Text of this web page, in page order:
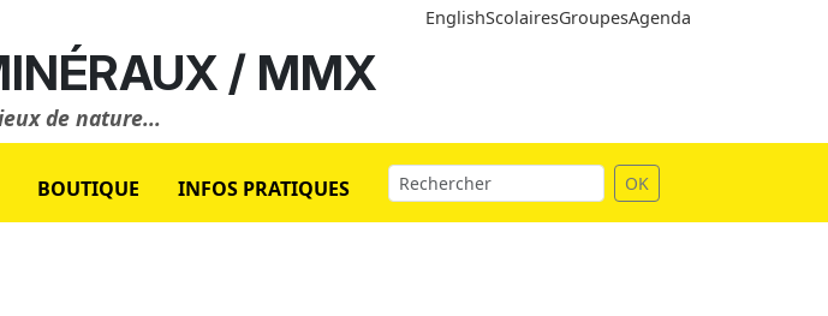
EnglishScolairesGroupesAgenda
/ MMX
de nature...
BOUTIQUE INFOS PRATIQUES OK